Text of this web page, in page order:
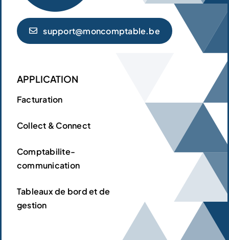
support@moncomptable.be
APPLICATION
Facturation
Collect & Connect
Comptabilite-
communication
Tableaux de bord et de
gestion